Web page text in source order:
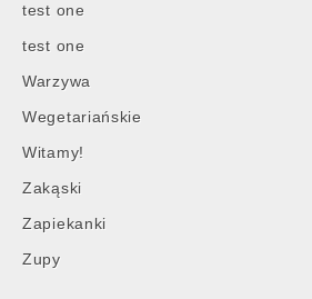
test one
test one
Warzywa
Wegetariańskie
Witamy!
Zakąski
Zapiekanki
Zupy